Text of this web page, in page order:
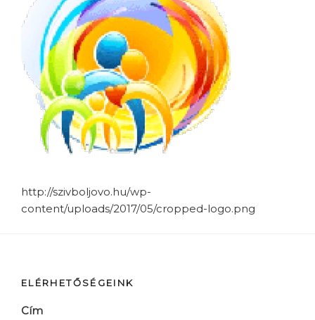
http://szivboljovo.hu/wp-
content/uploads/2017/05/cropped-logo.png
ELÉRHETŐSÉGEINK
Cím